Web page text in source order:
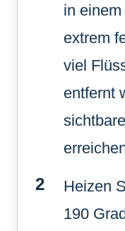
in
extrem
viel
entfernt
Heizen
190